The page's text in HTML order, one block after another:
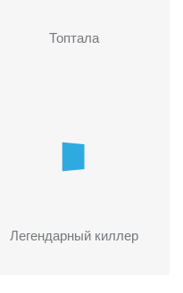
Топтала
Легендарный киллер